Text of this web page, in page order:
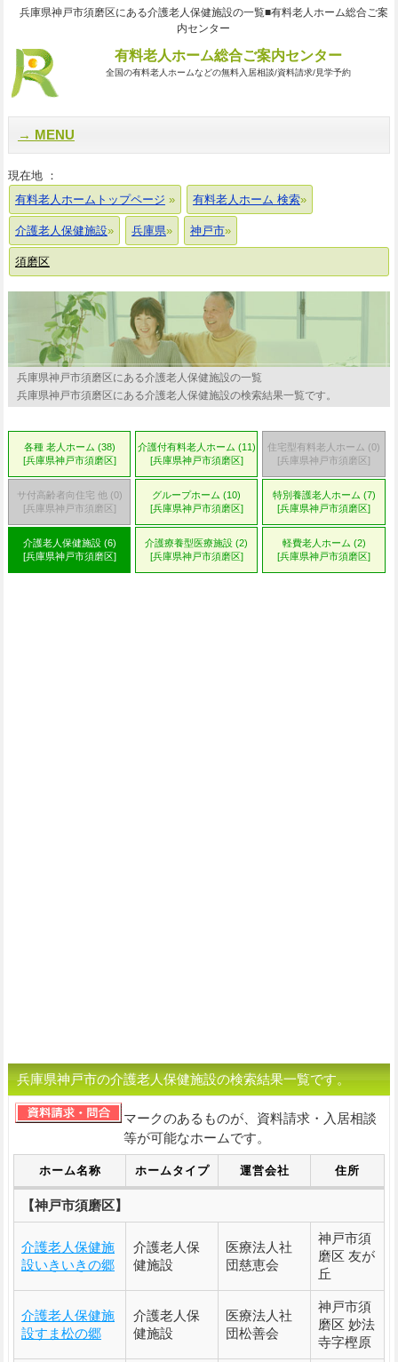
兵庫県神戸市須磨区にある介護老人保健施設の一覧■有料老人ホーム総合ご案
内センター
有料老人ホーム総合ご案内センター
全国の有料老人ホームなどの無料入居相談/資料請求/見学予約
MENU
現在地 ：
有料老人ホームトップページ
有料老人ホーム 検索
介護老人保健施設 兵庫県 神戸市
須磨区
兵庫県神戸市須磨区にある介護老人保健施設の一覧
兵庫県神戸市須磨区にある介護老人保健施設の検索結果一覧です。
各種 老人ホーム (38)
[兵庫県神戸市須磨区]
介護付有料老人ホーム (11)
[兵庫県神戸市須磨区]
住宅型有料老人ホーム (0)
[兵庫県神戸市須磨区]
サ付高齢者向住宅 他 (0)
[兵庫県神戸市須磨区]
グループホーム (10)
[兵庫県神戸市須磨区]
特別養護老人ホーム (7)
[兵庫県神戸市須磨区]
介護老人保健施設 (6)
[兵庫県神戸市須磨区]
介護療養型医療施設 (2)
[兵庫県神戸市須磨区]
軽費老人ホーム (2)
[兵庫県神戸市須磨区]
兵庫県神戸市の介護老人保健施設の検索結果一覧です。
マークのあるものが、資料請求・入居相談
等が可能なホームです。
ホーム名称 ホームタイプ 運営会社 住所
【神戸市須磨区】
介護老人保健施
設いきいきの郷
介護老人保
健施設
医療法人社
団慈恵会
神戸市須
磨区 友が
丘
介護老人保健施
設すま松の郷
介護老人保
健施設
医療法人社
団松善会
神戸市須
磨区 妙法
寺字樫原